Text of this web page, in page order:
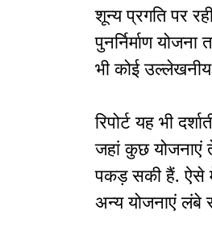
शून्य प्रगति पर
पुनर्निर्माण
भी कोई उल्लेखनीय
रिपोर्ट यह भी
जहां कुछ योजनाएं
पकड़ सकी हैं. ऐसे
अन्य योजनाएं लंबे